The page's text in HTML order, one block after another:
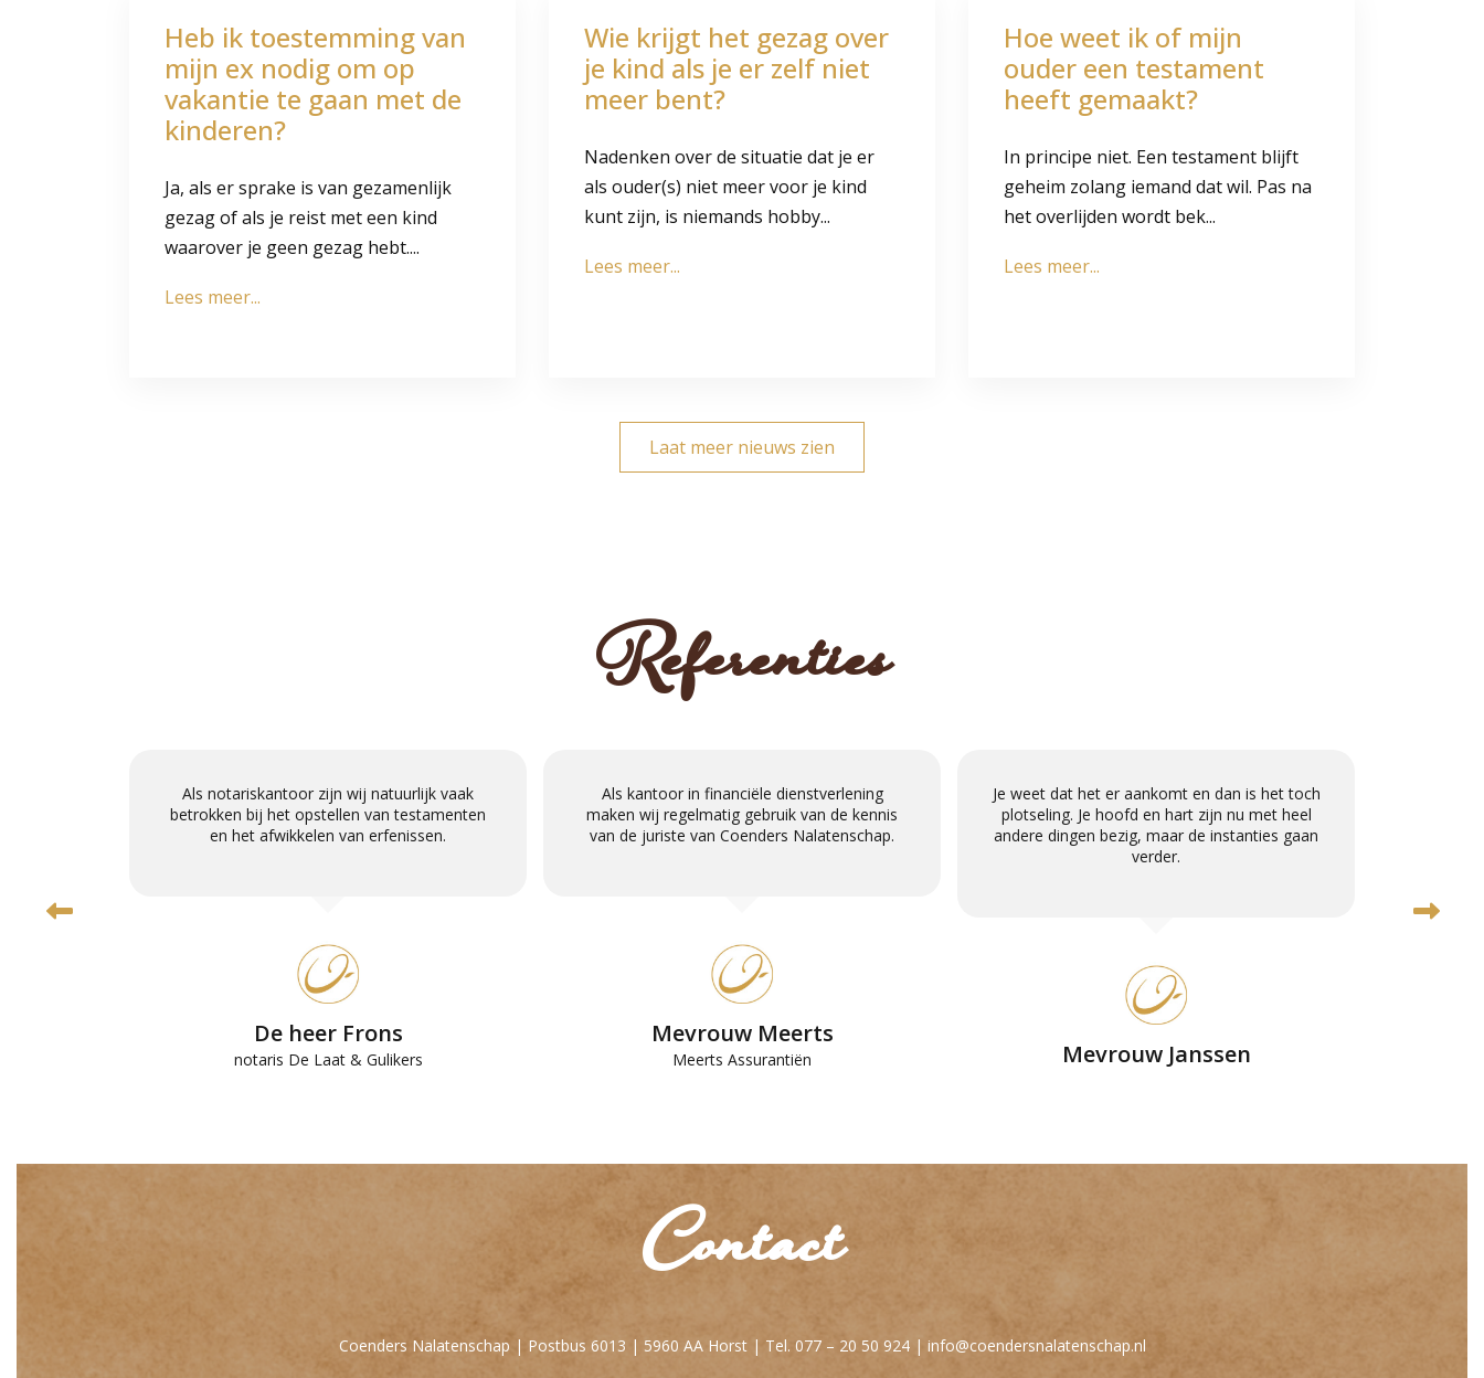
Heb ik toestemming van
mijn ex nodig om op
vakantie te gaan met de
kinderen?
Ja, als er sprake is van gezamenlijk
gezag of als je reist met een kind
waarover je geen gezag hebt....
Lees meer...
Wie krijgt het gezag over
je kind als je er zelf niet
meer bent?
Nadenken over de situatie dat je er
als ouder(s) niet meer voor je kind
kunt zijn, is niemands hobby...
Lees meer...
Hoe weet ik of mijn
ouder een testament
heeft gemaakt?
In principe niet. Een testament blijft
geheim zolang iemand dat wil. Pas na
het overlijden wordt bek...
Lees meer...
Laat meer nieuws zien
Referenties
Als notariskantoor zijn wij natuurlijk vaak
betrokken bij het opstellen van testamenten
en het afwikkelen van erfenissen.
De heer Frons
notaris De Laat & Gulikers
Als kantoor in financiële dienstverlening
maken wij regelmatig gebruik van de kennis
van de juriste van Coenders Nalatenschap.
Mevrouw Meerts
Meerts Assurantiën
Je weet dat het er aankomt en dan is het toch
plotseling. Je hoofd en hart zijn nu met heel
andere dingen bezig, maar de instanties gaan
verder.
Mevrouw Janssen
Contact
Coenders Nalatenschap | Postbus 6013 | 5960 AA Horst | Tel. 077 – 20 50 924 | info@coendersnalatenschap.nl